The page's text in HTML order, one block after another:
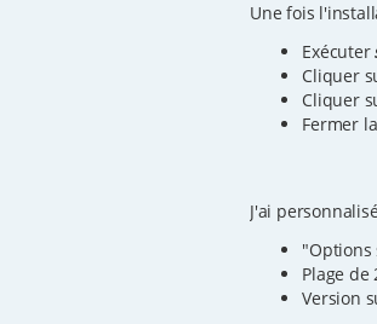
Une fois
Exécuter
Cliquer
Cliquer
Fermer
J'ai
"Options
Plage
Version